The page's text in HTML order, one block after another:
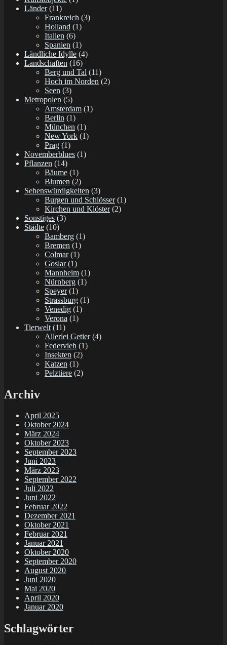
Länder(11)
Frankreich (3)
Holland (1)
Italien (6)
Spanien (1)
Ländliche Idylle (4)
Landschaften (16)
Berg und Tal (11)
Hoch im Norden (2)
Seen (3)
Metropolen (5)
Amsterdam (1)
Berlin (1)
München (1)
New York (1)
Prag (1)
Novemberblues (1)
Pflanzen (14)
Bäume (1)
Blumen (2)
Sehenswürdigkeiten (3)
Burgen und Schlösser(1)
Kirchen und Klöster(2)
Sonstiges (3)
Städte (10)
Bamberg (1)
Bremen (1)
Colmar(1)
Goslar(1)
Mannheim (1)
Nürnberg (1)
Speyer(1)
Strassburg (1)
Venedig (1)
Verona (1)
Tierwelt (11)
Allerlei Getier(4)
Federvieh (1)
Insekten (2)
Katzen (1)
Pelztiere (2)
Archiv
April 2025
Oktober 2024
März 2024
Oktober 2023
September 2023
Juni 2023
März 2023
September 2022
Juli 2022
Juni 2022
Februar 2022
Dezember 2021
Oktober 2021
Februar 2021
Januar 2021
Oktober 2020
September 2020
August 2020
Juni 2020
Mai 2020
April 2020
Januar 2020
Schlagwörter